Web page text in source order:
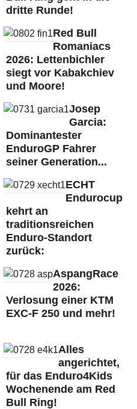
dritte Runde!
Red Bull
Romaniacs
2026: Lettenbichler
siegt vor Kabakchiev
und Moore!
Josep
Garcia:
Dominantester
EnduroGP Fahrer
seiner Generation...
ECHT
Endurocup
kehrt an
traditionsreichen
Enduro-Standort
zurück:
AspangRace
2026:
Verlosung einer KTM
EXC-F 250 und mehr!
Alles
angerichtet,
für das Enduro4Kids
Wochenende am Red
Bull Ring!